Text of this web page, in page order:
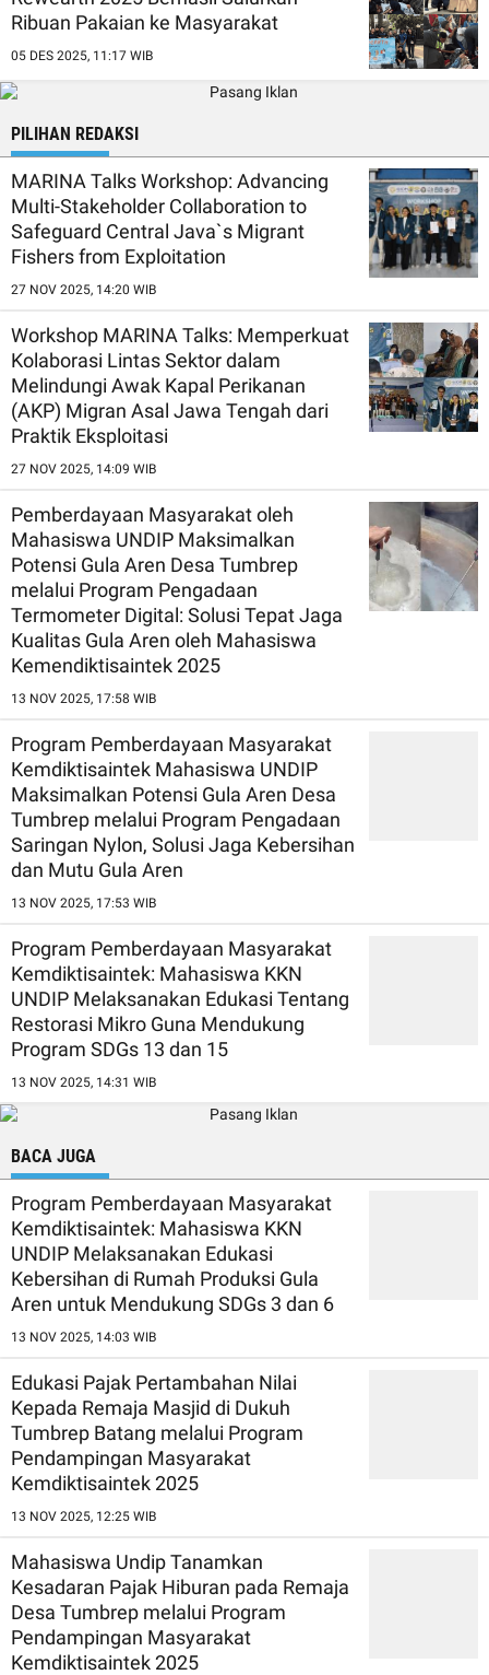
Ribuan Pakaian ke Masyarakat
05 DES 2025, 11:17 WIB
PILIHAN REDAKSI
MARINA Talks Workshop: Advancing
Multi-Stakeholder Collaboration to
Safeguard Central Java`s Migrant
Fishers from Exploitation
27 NOV 2025, 14:20 WIB
Workshop MARINA Talks: Memperkuat
Kolaborasi Lintas Sektor dalam
Melindungi Awak Kapal Perikanan
(AKP) Migran Asal Jawa Tengah dari
Praktik Eksploitasi
27 NOV 2025, 14:09 WIB
Pemberdayaan Masyarakat oleh
Mahasiswa UNDIP Maksimalkan
Potensi Gula Aren Desa Tumbrep
melalui Program Pengadaan
Termometer Digital: Solusi Tepat Jaga
Kualitas Gula Aren oleh Mahasiswa
Kemendiktisaintek 2025
13 NOV 2025, 17:58 WIB
Program Pemberdayaan Masyarakat
Kemdiktisaintek Mahasiswa UNDIP
Maksimalkan Potensi Gula Aren Desa
Tumbrep melalui Program Pengadaan
Saringan Nylon, Solusi Jaga Kebersihan
dan Mutu Gula Aren
13 NOV 2025, 17:53 WIB
Program Pemberdayaan Masyarakat
Kemdiktisaintek: Mahasiswa KKN
UNDIP Melaksanakan Edukasi Tentang
Restorasi Mikro Guna Mendukung
Program SDGs 13 dan 15
13 NOV 2025, 14:31 WIB
BACA JUGA
Program Pemberdayaan Masyarakat
Kemdiktisaintek: Mahasiswa KKN
UNDIP Melaksanakan Edukasi
Kebersihan di Rumah Produksi Gula
Aren untuk Mendukung SDGs 3 dan 6
13 NOV 2025, 14:03 WIB
Edukasi Pajak Pertambahan Nilai
Kepada Remaja Masjid di Dukuh
Tumbrep Batang melalui Program
Pendampingan Masyarakat
Kemdiktisaintek 2025
13 NOV 2025, 12:25 WIB
Mahasiswa Undip Tanamkan
Kesadaran Pajak Hiburan pada Remaja
Desa Tumbrep melalui Program
Pendampingan Masyarakat
Kemdiktisaintek 2025